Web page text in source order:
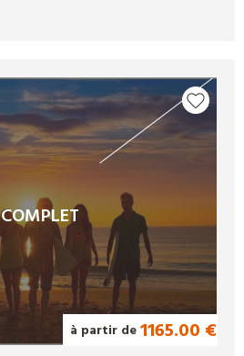
COMPLET
à partir de1165.00 €